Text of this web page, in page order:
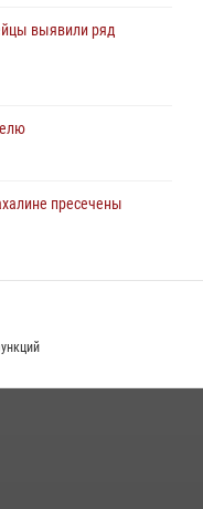
выявили ряд
пресечены